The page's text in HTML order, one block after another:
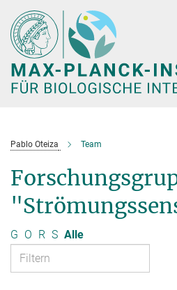
Hauptinhalt
Pablo Oteiza Team
G O R S Alle